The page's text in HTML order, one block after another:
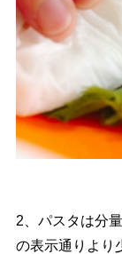
2、パスタは分
の表示通りより